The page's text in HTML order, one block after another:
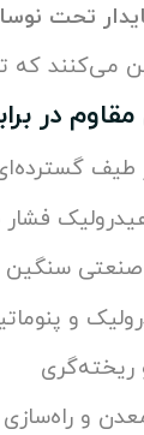
تحت
می‌کنند که
مقاوم در
طیف
فشار
سنگین
و
ریخته‌گری
و راه‌سازی